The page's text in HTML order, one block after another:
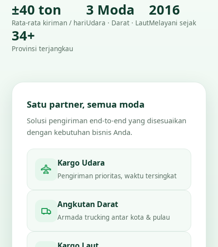
±40 ton
Rata-rata kiriman / hari
3 Moda
Udara · Darat · Laut
2016
Melayani sejak
34+
Provinsi terjangkau
Satu partner, semua moda
Solusi pengiriman end-to-end yang disesuaikan
dengan kebutuhan bisnis Anda.
Kargo Udara
Pengiriman prioritas, waktu tersingkat
Angkutan Darat
Armada trucking antar kota & pulau